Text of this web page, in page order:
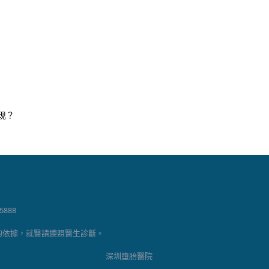
？
據，就醫請遵照醫生診斷。
深圳墮胎醫院